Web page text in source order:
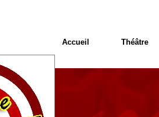
Accueil Théâtre